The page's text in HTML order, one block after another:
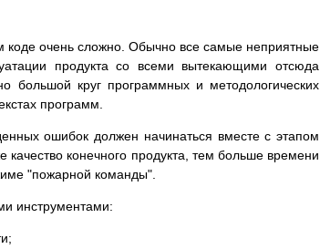
коде очень сложно. Обычно все самые неприятные
продукта со всеми вытекающими отсюда
большой круг программных и методологических
программ.
ошибок должен начинаться вместе с этапом
конечного продукта, тем больше времени
"пожарной команды".
инструментами: